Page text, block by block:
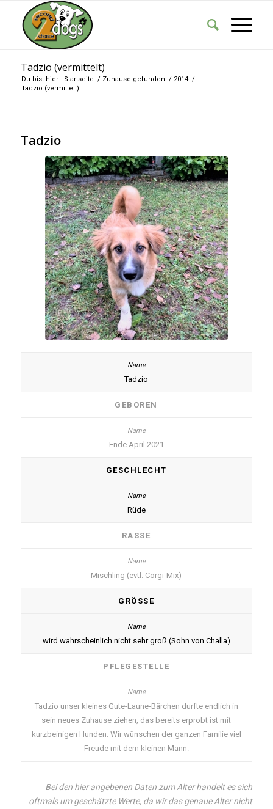
Tadzio (vermittelt)
Du bist hier: Startseite / Zuhause gefunden / 2014 /
Tadzio (vermittelt)
Tadzio
Tadzio
GEBOREN
Ende April 2021
GESCHLECHT
Rüde
RASSE
Mischling (evtl. Corgi-Mix)
GRÖSSE
wird wahrscheinlich nicht sehr groß (Sohn von Challa)
PFLEGESTELLE
Tadzio unser kleines Gute-Laune-Bärchen durfte endlich in
sein neues Zuhause ziehen, das bereits erprobt ist mit
kurzbeinigen Hunden. Wir wünschen der ganzen Familie viel
Freude mit dem kleinen Mann.
Bei den hier angebenen Daten zum Alter handelt es sich
oftmals um geschätzte Werte, da wir das genaue Alter nicht